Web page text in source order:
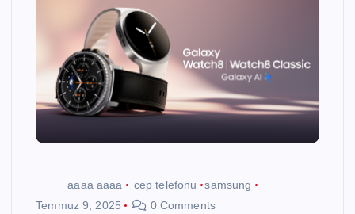
aaaa aaaa cep telefonu
samsung
Temmuz 9, 2025
0 Comments